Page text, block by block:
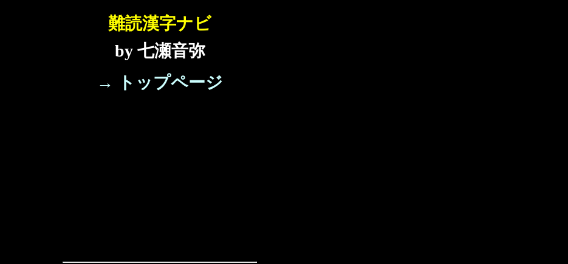
難読漢字ナビ
by 七瀬音弥
→ トップページ